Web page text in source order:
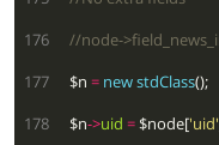
176
177
  $n
=newstdClass ();
178
  $n
->uid= $node['uid'